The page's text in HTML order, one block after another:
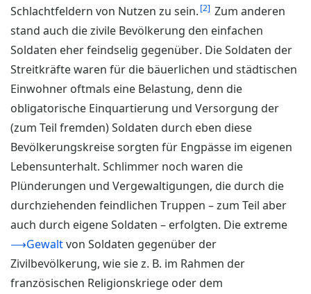
Schlachtfeldern von Nutzen zu sein. 2 Zum anderen
stand auch die zivile Bevölkerung den einfachen
Soldaten eher feindselig gegenüber. Die Soldaten der
Streitkräfte waren für die bäuerlichen und städtischen
Einwohner oftmals eine Belastung, denn die
obligatorische Einquartierung und Versorgung der
(zum Teil fremden) Soldaten durch eben diese
Bevölkerungskreise sorgten für Engpässe im eigenen
Lebensunterhalt. Schlimmer noch waren die
Plünderungen und Vergewaltigungen, die durch die
durchziehenden feindlichen Truppen – zum Teil aber
auch durch eigene Soldaten – erfolgten. Die extreme
⟶Gewaltvon Soldaten gegenüber der
Zivilbevölkerung, wie sie z. B. im Rahmen der
französischen Religionskriege oder dem